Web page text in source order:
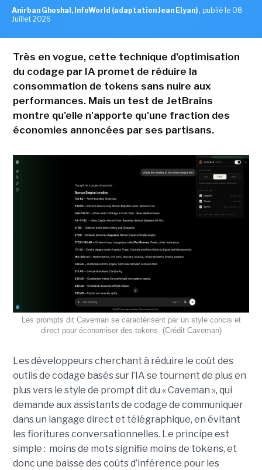
Anirban Ghoshal, InfoWorld (adaptation Jean Elyan) , publié le 08
Juillet 2026
Très en vogue, cette technique d'optimisation
du codage par IA promet de réduire la
consommation de tokens sans nuire aux
performances. Mais un test de JetBrains
montre qu'elle n'apporte qu'une fraction des
économies annoncées par ses partisans.
Les prompts dit Caveman se caractérisent par un style concis et
direct pour économiser des tokens. (Crédit Caveman)
Les développeurs cherchant à réduire le coût des
outils de codage basés sur l’IA se tournent de plus en
plus vers le style de prompt dit du « Caveman », qui
demande aux assistants de codage de communiquer
dans un langage direct et télégraphique, en évitant
les fioritures conversationnelles. Le principe est
simple : moins de mots signifie moins de tokens, et
donc une baisse des coûts d’inférence pour les